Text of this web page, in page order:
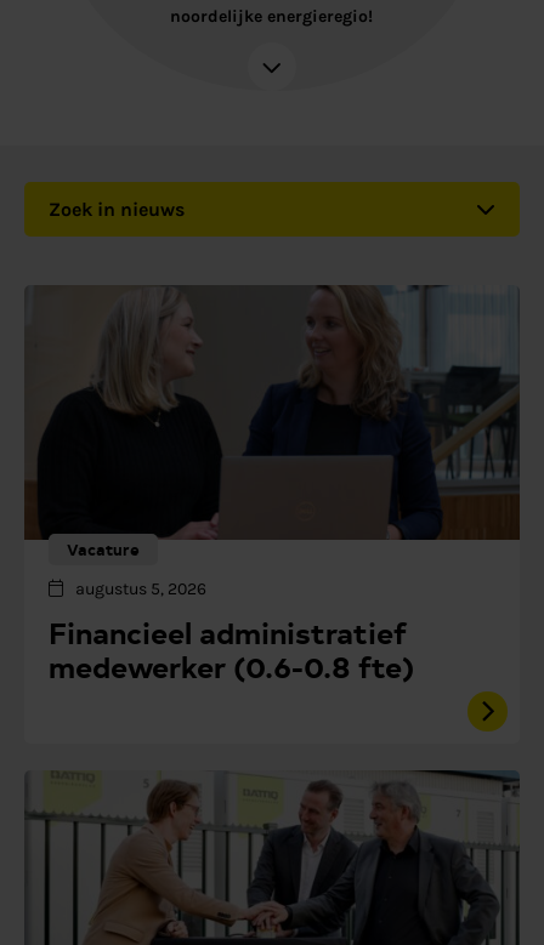
noordelijke energieregio!
Zoek in nieuws
Vacature
augustus 5, 2026
Financieel administratief
medewerker (0.6-0.8 fte)